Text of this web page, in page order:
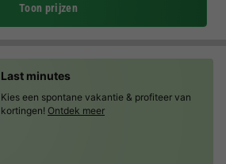
Toon prijzen
Last minutes
Kies een spontane vakantie & profiteer van
kortingen! Ontdek meer